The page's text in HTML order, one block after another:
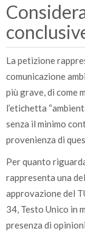
La petizione
comunicazione
più grave, di come
l’etichetta
senza il minimo
provenienza di
Per quanto
rappresenta una
approvazione del
34, Testo Unico in
presenza di